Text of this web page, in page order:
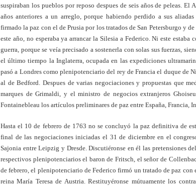
suspiraban los pueblos por reposo despues de seis años de peleas. El
años anteriores a un arreglo, porque habiendo perdido a sus
firmado la paz con el de Prusia por los tratados de San Petersburgo y
este año, no esperaba ya arrancar la Silesia a Federico. Ni este
guerra, porque se veía precisado a sostenerla con solas sus fuerzas,
el último tiempo la Inglaterra, ocupada en las expediciones
pasó a Londres como plenipotenciario del rey de Francia el duque de
al de Bedford. Despues de varias negociaciones y propuestas que
marques de Grimaldi, y el ministro de negocios extranjeros
Fontainebleau los artículos preliminares de paz entre España, Francia,
Hasta el 10 de febrero de 1763 no se concluyó la paz definitiva de
final de las negociaciones iniciadas el 31 de diciembre en el
Sajonia entre Leipzig y Dresde. Discutiéronse en él las pretensiones
respectivos plenipotenciarios el baron de Fritsch, el señor de
de febrero, el plenipotenciario de Federico firmó un tratado de paz
reina María Teresa de Austria. Restituyéronse mútuamente los